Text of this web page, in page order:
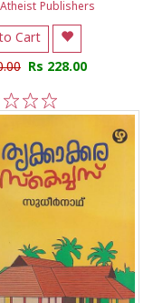
Publishers
Cart
Rs 228.00
5
4
3